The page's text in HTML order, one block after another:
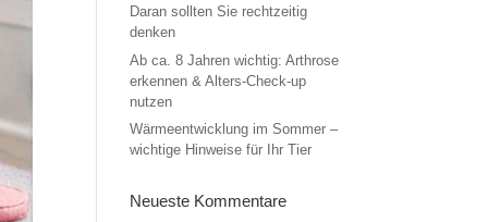
Daran sollten Sie rechtzeitig
denken
Ab ca. 8 Jahren wichtig: Arthrose
erkennen & Alters-Check-up
nutzen
Wärmeentwicklung im Sommer –
wichtige Hinweise für Ihr Tier
Neueste Kommentare